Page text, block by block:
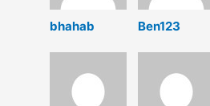
bhahab Ben123